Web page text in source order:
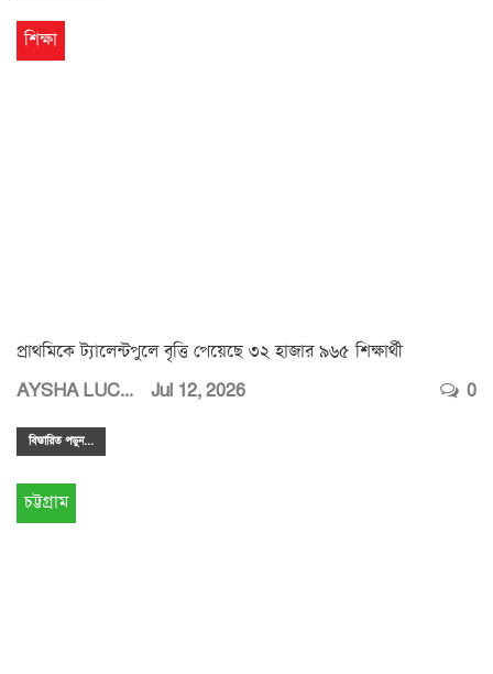
শিক্ষা
প্রাথমিকে ট্যালেন্টপুলে বৃত্তি পেয়েছে ৩২ হাজার ৯৬৫ শিক্ষার্থী
AYSHA LUCKY Jul 12, 2026 0
বিস্তারিত পডুন...
চট্টগ্রাম